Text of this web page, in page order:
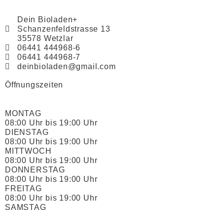
Dein Bioladen+
Schanzenfeldstrasse 13
35578 Wetzlar
06441 444968-6
06441 444968-7
deinbioladen@gmail.com
Öffnungszeiten
MONTAG
08:00 Uhr bis 19:00 Uhr
DIENSTAG
08:00 Uhr bis 19:00 Uhr
MITTWOCH
08:00 Uhr bis 19:00 Uhr
DONNERSTAG
08:00 Uhr bis 19:00 Uhr
FREITAG
08:00 Uhr bis 19:00 Uhr
SAMSTAG